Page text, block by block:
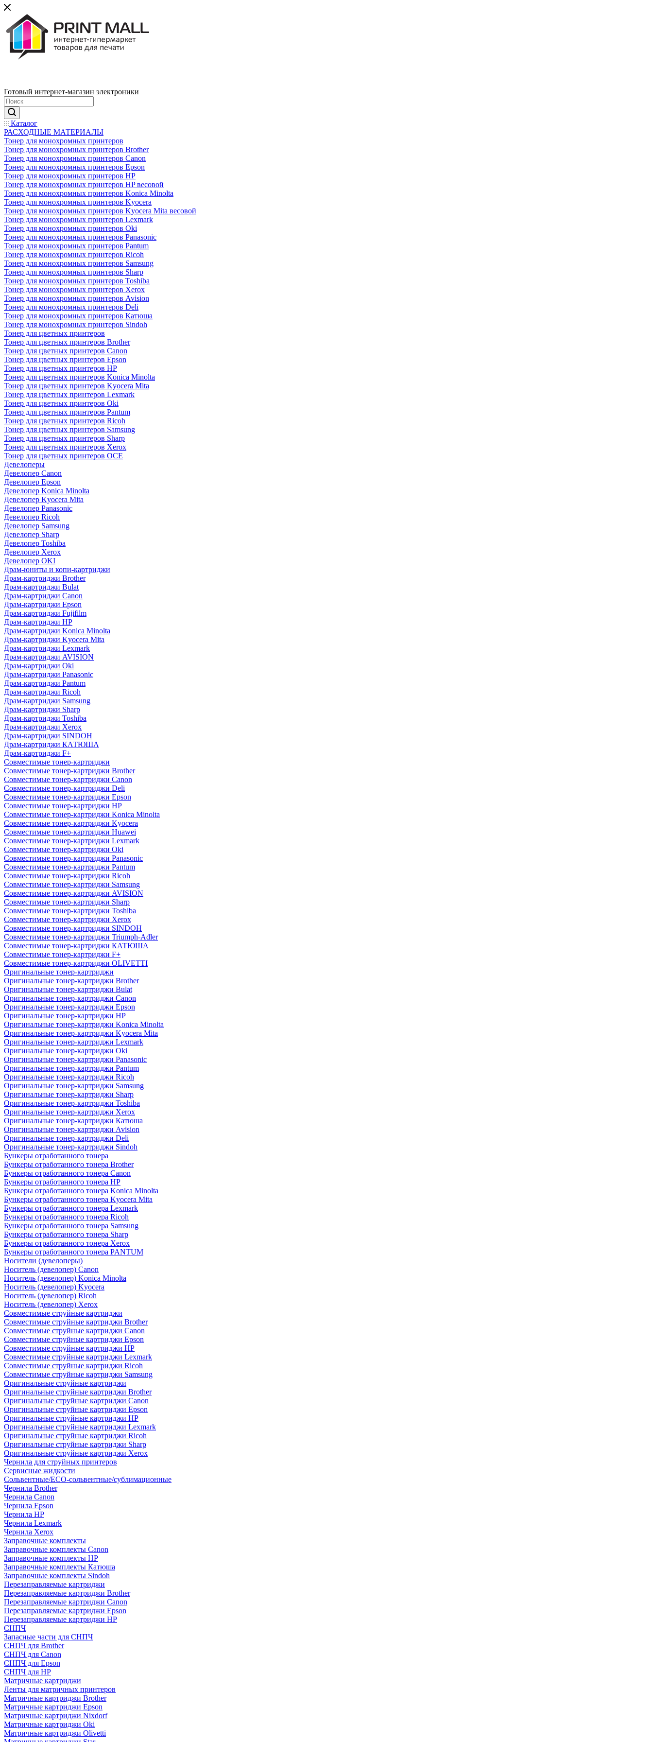
Готовый интернет-магазин электроники
Каталог
РАСХОДНЫЕ МАТЕРИАЛЫ
Тонер для монохромных принтеров
Тонер для монохромных принтеров Brother
Тонер для монохромных принтеров Canon
Тонер для монохромных принтеров Epson
Тонер для монохромных принтеров HP
Тонер для монохромных принтеров HP весовой
Тонер для монохромных принтеров Konica Minolta
Тонер для монохромных принтеров Kyocera
Тонер для монохромных принтеров Kyocera Mita весовой
Тонер для монохромных принтеров Lexmark
Тонер для монохромных принтеров Oki
Тонер для монохромных принтеров Panasonic
Тонер для монохромных принтеров Pantum
Тонер для монохромных принтеров Ricoh
Тонер для монохромных принтеров Samsung
Тонер для монохромных принтеров Sharp
Тонер для монохромных принтеров Toshiba
Тонер для монохромных принтеров Xerox
Тонер для монохромных принтеров Avision
Тонер для монохромных принтеров Deli
Тонер для монохромных принтеров Катюша
Тонер для монохромных принтеров Sindoh
Тонер для цветных принтеров
Тонер для цветных принтеров Brother
Тонер для цветных принтеров Canon
Тонер для цветных принтеров Epson
Тонер для цветных принтеров HP
Тонер для цветных принтеров Konica Minolta
Тонер для цветных принтеров Kyocera Mita
Тонер для цветных принтеров Lexmark
Тонер для цветных принтеров Oki
Тонер для цветных принтеров Pantum
Тонер для цветных принтеров Ricoh
Тонер для цветных принтеров Samsung
Тонер для цветных принтеров Sharp
Тонер для цветных принтеров Xerox
Тонер для цветных принтеров OCE
Девелоперы
Девелопер Canon
Девелопер Epson
Девелопер Konica Minolta
Девелопер Kyocera Mita
Девелопер Panasonic
Девелопер Ricoh
Девелопер Samsung
Девелопер Sharp
Девелопер Toshiba
Девелопер Xerox
Девелопер OKI
Драм-юниты и копи-картриджи
Драм-картриджи Brother
Драм-картриджи Bulat
Драм-картриджи Canon
Драм-картриджи Epson
Драм-картриджи Fujifilm
Драм-картриджи HP
Драм-картриджи Konica Minolta
Драм-картриджи Kyocera Mita
Драм-картриджи Lexmark
Драм-картриджи AVISION
Драм-картриджи Oki
Драм-картриджи Panasonic
Драм-картриджи Pantum
Драм-картриджи Ricoh
Драм-картриджи Samsung
Драм-картриджи Sharp
Драм-картриджи Toshiba
Драм-картриджи Xerox
Драм-картриджи SINDOH
Драм-картриджи КАТЮША
Драм-картриджи F+
Совместимые тонер-картриджи
Совместимые тонер-картриджи Brother
Совместимые тонер-картриджи Canon
Совместимые тонер-картриджи Deli
Совместимые тонер-картриджи Epson
Совместимые тонер-картриджи HP
Совместимые тонер-картриджи Konica Minolta
Совместимые тонер-картриджи Kyocera
Совместимые тонер-картриджи Huawei
Совместимые тонер-картриджи Lexmark
Совместимые тонер-картриджи Oki
Совместимые тонер-картриджи Panasonic
Совместимые тонер-картриджи Pantum
Совместимые тонер-картриджи Ricoh
Совместимые тонер-картриджи Samsung
Совместимые тонер-картриджи AVISION
Совместимые тонер-картриджи Sharp
Совместимые тонер-картриджи Toshiba
Совместимые тонер-картриджи Xerox
Совместимые тонер-картриджи SINDOH
Совместимые тонер-картриджи Triumph-Adler
Совместимые тонер-картриджи КАТЮША
Совместимые тонер-картриджи F+
Совместимые тонер-картриджи OLIVETTI
Оригинальные тонер-картриджи
Оригинальные тонер-картриджи Brother
Оригинальные тонер-картриджи Bulat
Оригинальные тонер-картриджи Canon
Оригинальные тонер-картриджи Epson
Оригинальные тонер-картриджи HP
Оригинальные тонер-картриджи Konica Minolta
Оригинальные тонер-картриджи Kyocera Mita
Оригинальные тонер-картриджи Lexmark
Оригинальные тонер-картриджи Oki
Оригинальные тонер-картриджи Panasonic
Оригинальные тонер-картриджи Pantum
Оригинальные тонер-картриджи Ricoh
Оригинальные тонер-картриджи Samsung
Оригинальные тонер-картриджи Sharp
Оригинальные тонер-картриджи Toshiba
Оригинальные тонер-картриджи Xerox
Оригинальные тонер-картриджи Катюша
Оригинальные тонер-картриджи Avision
Оригинальные тонер-картриджи Deli
Оригинальные тонер-картриджи Sindoh
Бункеры отработанного тонера
Бункеры отработанного тонера Brother
Бункеры отработанного тонера Canon
Бункеры отработанного тонера HP
Бункеры отработанного тонера Konica Minolta
Бункеры отработанного тонера Kyocera Mita
Бункеры отработанного тонера Lexmark
Бункеры отработанного тонера Ricoh
Бункеры отработанного тонера Samsung
Бункеры отработанного тонера Sharp
Бункеры отработанного тонера Xerox
Бункеры отработанного тонера PANTUM
Носители (девелоперы)
Носитель (девелопер) Canon
Носитель (девелопер) Konica Minolta
Носитель (девелопер) Kyocera
Носитель (девелопер) Ricoh
Носитель (девелопер) Xerox
Совместимые струйные картриджи
Совместимые струйные картриджи Brother
Совместимые струйные картриджи Canon
Совместимые струйные картриджи Epson
Совместимые струйные картриджи HP
Совместимые струйные картриджи Lexmark
Совместимые струйные картриджи Ricoh
Совместимые струйные картриджи Samsung
Оригинальные струйные картриджи
Оригинальные струйные картриджи Brother
Оригинальные струйные картриджи Canon
Оригинальные струйные картриджи Epson
Оригинальные струйные картриджи HP
Оригинальные струйные картриджи Lexmark
Оригинальные струйные картриджи Ricoh
Оригинальные струйные картриджи Sharp
Оригинальные струйные картриджи Xerox
Чернила для струйных принтеров
Сервисные жидкости
Сольвентные/ECO-сольвентные/сублимационные
Чернила Brother
Чернила Canon
Чернила Epson
Чернила HP
Чернила Lexmark
Чернила Xerox
Заправочные комплекты
Заправочные комплекты Canon
Заправочные комплекты HP
Заправочные комплекты Катюша
Заправочные комплекты Sindoh
Перезаправляемые картриджи
Перезаправляемые картриджи Brother
Перезаправляемые картриджи Canon
Перезаправляемые картриджи Epson
Перезаправляемые картриджи HP
СНПЧ
Запасные части для СНПЧ
СНПЧ для Brother
СНПЧ для Canon
СНПЧ для Epson
СНПЧ для HP
Матричные картриджи
Ленты для матричных принтеров
Матричные картриджи Brother
Матричные картриджи Epson
Матричные картриджи Nixdorf
Матричные картриджи Oki
Матричные картриджи Olivetti